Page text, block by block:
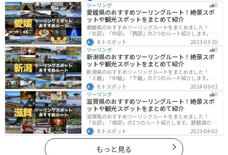
ツーリングに行く際は参考にしてください。
ツーリング
0
愛媛県のおすすめツーリングルート！絶景スポ
ットや観光スポットをまとめて紹介
愛媛県のおすすめツーリングルートをまとめました！
「北部」「中部」「西部」の3つのルート紹介します。山
や海といった自然だけでなく、気軽に渡れる島もあり
様々な楽しみ方ができます。バイクで愛媛県にツーリン
グに行く際は参考にしてください。
モトスポット
2023-03-20
ツーリング
0
新潟県のおすすめツーリングルート！絶景スポ
ットや観光スポットをまとめて紹介
新潟県のおすすめツーリングルートをまとめました！
「上越」「中越」「下越」の3つのルート紹介します。自
然豊かな山と海、グルメも充実しており、自然を満喫す
るツーリングができます。バイクで新潟県にツーリング
に行く際は参考にしてください。
モトスポット
2024-06-03
ツーリング
0
滋賀県のおすすめツーリングルート！絶景スポ
ットや観光スポットをまとめて紹介
滋賀県のおすすめツーリングルートをまとめました！
「北部」「南部」の2つのルート紹介します。琵琶湖だけ
でなく、比叡山ドライブウェイなどの山を楽しめるスポ
ットも多数あります。バイクで滋賀県にツーリングに行
く際は参考にしてください。
モトスポット 2023-04-02
もっと見る